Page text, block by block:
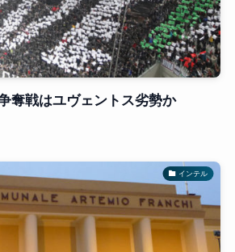
奪戦はユヴェントス劣勢か
インテル